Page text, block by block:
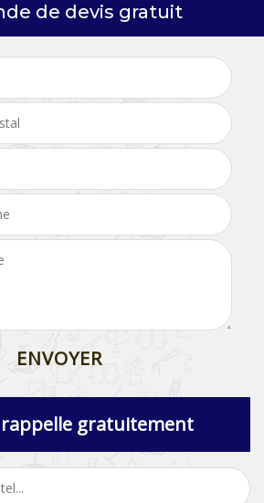
de devis gratuit
gratuitement